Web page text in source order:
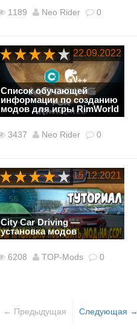
1189 Neo Rider 0
22.09.2022
Список обучающей
информации по созданию
модов для игры RimWorld
3437 Neo Rider 0
15.12.2021
City Car Driving —
установка модов
6208 TOP-Mods 0
← Предыдущая Следующая →